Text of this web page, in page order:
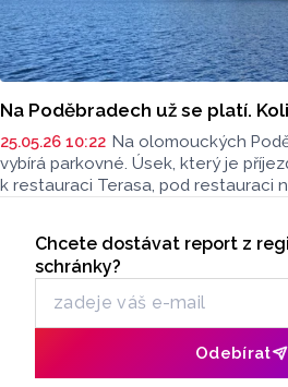
Na Poděbradech už se platí.
25.05.26 10:22 Na olomouckých
vybírá parkovné. Úsek, který je
k restauraci Terasa, pod restauraci
Odběr newsletteru
Chcete dostávat report z
schránky?
Odebírat